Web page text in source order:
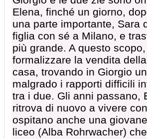
Elena, finché un giorno,
una parte importante, Sara
figlia con sé a Milano, e
più grande. A questo
formalizzare la vendita
casa, trovando in Giorgio
malgrado i rapporti difficili
tra i due. Gli anni passano,
ritrova di nuovo a vivere
ospitano anche una
liceo (Alba Rohrwacher)